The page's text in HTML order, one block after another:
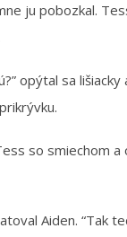
ju pobozkal.
opýtal sa lišiacky
so smiechom
Aiden. “Tak